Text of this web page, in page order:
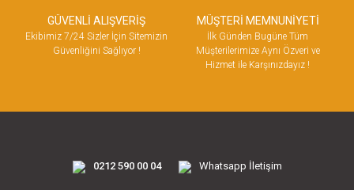
GÜVENLİ ALIŞVERİŞ
Ekibimiz 7/24 Sizler İçin Sitemizin
Güvenliğini Sağlıyor !
MÜŞTERİ MEMNUNİYETİ
İlk Günden Bugüne Tüm
Müşterilerimize Aynı Özveri ve
Hizmet ile Karşınızdayız !
0212 590 00 04 Whatsapp İletişim